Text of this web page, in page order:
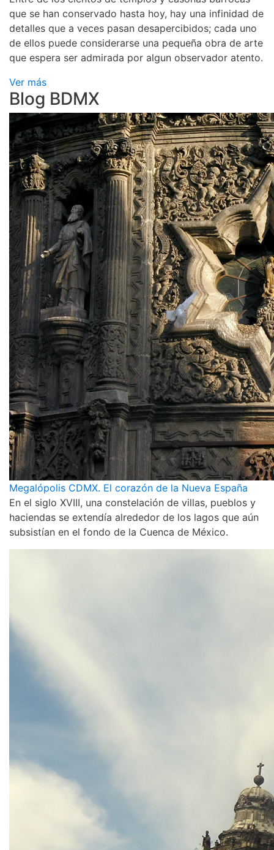
que se han conservado hasta hoy, hay una infinidad de
detalles que a veces pasan desapercibidos; cada uno
de ellos puede considerarse una pequeña obra de arte
que espera ser admirada por algun observador atento.
Ver más
Blog BDMX
Megalópolis CDMX. El corazón de la Nueva España
En el siglo XVIII, una constelación de villas, pueblos y
haciendas se extendía alrededor de los lagos que aún
subsistían en el fondo de la Cuenca de México.